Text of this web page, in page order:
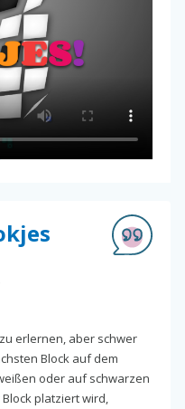
erlernen, aber schwer
Block auf dem
oder auf schwarzen
platziert wird,